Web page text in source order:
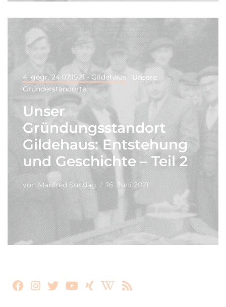
4. gegr. 24.07.1921 - Gildehaus
Unsere
Gründerstandorte
Unser
Gründungsstandort
Gildehaus: Entstehung
und Geschichte – Teil 2
von Manfred Sundag 16. Juni 2021